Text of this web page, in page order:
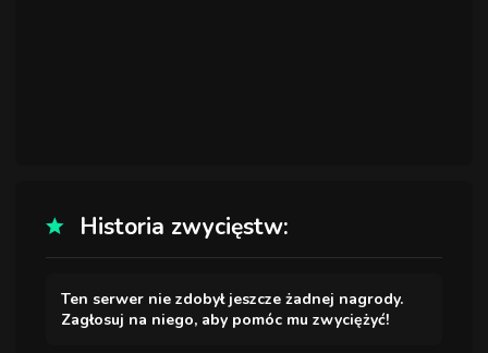
Historia zwycięstw:
Ten serwer nie zdobył jeszcze żadnej nagrody.
Zagłosuj na niego, aby pomóc mu zwyciężyć!